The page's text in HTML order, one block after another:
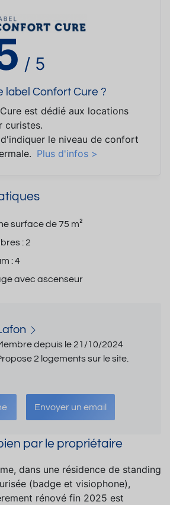
/ 5
label Confort Cure ?
est dédié aux locations
curistes.
le niveau de confort
Plus d'infos >
surface de75 m²
:2
:4
avec ascenseur
depuis le 21/10/2024
2 logements sur le site.
Envoyer un email
par le propriétaire
dans une résidence de standing
(badge et visiophone),
rénové fin 2025 est